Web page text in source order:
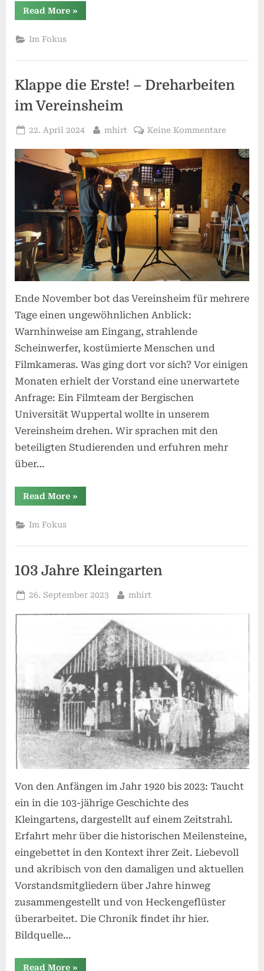
Read More“Unsere
Kleingärten
Wirkung!”
»
Im Fokus
Klappe die Erste! – Dreharbeiten
im Vereinsheim
Posted
22. April 2024 By
mhirt Keine Kommentarezu
die
Erste!
–
im
Ende November bot das Vereinsheim für mehrere
Tage einen ungewöhnlichen Anblick:
Warnhinweise am Eingang, strahlende
Scheinwerfer, kostümierte Menschen und
Filmkameras. Was ging dort vor sich? Vor einigen
Monaten erhielt der Vorstand eine unerwartete
Anfrage: Ein Filmteam der Bergischen
Universität Wuppertal wollte in unserem
Vereinsheim drehen. Wir sprachen mit den
beteiligten Studierenden und erfuhren mehr
über…
Read More“Klappe
die
Vereinsheim”
»
Im Fokus
103 Jahre Kleingarten
Posted
26. September 2023 By
mhirt
Von den Anfängen im Jahr 1920 bis 2023: Taucht
ein in die 103-jährige Geschichte des
Kleingartens, dargestellt auf einem Zeitstrahl.
Erfahrt mehr über die historischen Meilensteine,
eingebettet in den Kontext ihrer Zeit. Liebevoll
und akribisch von den damaligen und aktuellen
Vorstandsmitgliedern über Jahre hinweg
zusammengestellt und von Heckengeflüster
überarbeitet. Die Chronik findet ihr hier.
Bildquelle…
Read More“103
»